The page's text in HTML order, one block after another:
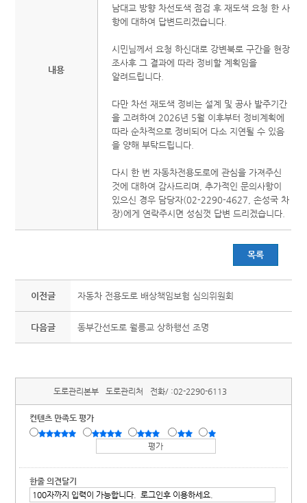
내용
남대교 방향 차선도색 점검 후 재도색 요청 한 사
항에 대하여 답변드리겠습니다.
시민님께서 요청 하신대로 강변북로 구간을 현장
조사후 그 결과에 따라 정비할 계획임을
알려드립니다.
다만 차선 재도색 정비는 설계 및 공사 발주기간
을 고려하여 2026년 5월 이후부터 정비계획에
따라 순차적으로 정비되어 다소 지연될 수 있음
을 양해 부탁드립니다.
다시 한 번 자동차전용도로에 관심을 가져주신
것에 대하여 감사드리며, 추가적인 문의사항이
있으신 경우 담당자(02-2290-4627, 손성국 차
장)에게 연락주시면 성심껏 답변 드리겠습니다.
목록
이전글 자동차 전용도로 배상책임보험 심의위원회
다음글 동부간선도로 월릉교 상하행선 조명
도로관리본부 도로관리처 전화/ :02-2290-6113
컨텐츠 만족도 평가
한줄 의견달기